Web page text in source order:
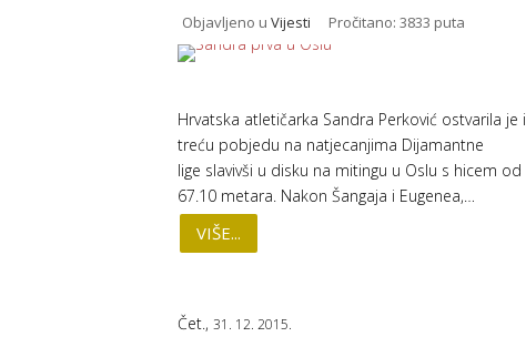
Objavljeno u Vijesti Pročitano: 3833 puta
Hrvatska atletičarka Sandra Perković ostvarila je i
treću pobjedu na natjecanjima Dijamantne
lige slavivši u disku na mitingu u Oslu s hicem od
67.10 metara. Nakon Šangaja i Eugenea,…
VIŠE...
Čet., 31. 12. 2015.